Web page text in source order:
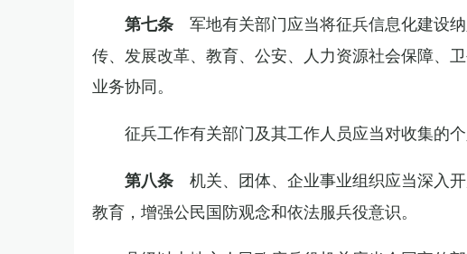
第七条 军地有关部门应当将征兵信息化建设
传、发展改革、教育、公安、人力资源社会保障、
业务协同。
征兵工作有关部门及其工作人员应当对收集的
第八条 机关、团体、企业事业组织应当深入
教育，增强公民国防观念和依法服兵役意识。